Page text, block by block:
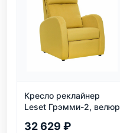
Кресло реклайнер
Leset Грэмми-2, велюр
32 629 ₽